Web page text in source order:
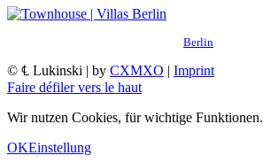
Berlin
© ℄ Lukinski | by CXMXO | Imprint
Faire défiler vers le haut
Wir nutzen Cookies, für wichtige Funktionen.
OKEinstellung